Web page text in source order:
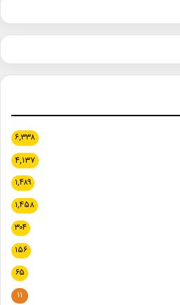
۶,۳۳۸
۴,۱۳۷
۱,۴۸۹
۱,۴۵۸
۳۰۴
۱۵۶
۶۵
۱۱